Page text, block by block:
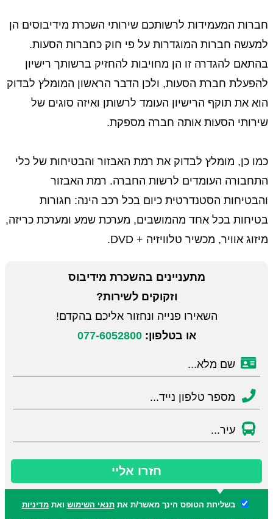
חברות המעמידות לרשותכם שירותי השכרת מידיבוסים הן
למעשה חברות המוגדרות על פי חוק כחברות הסעות.
בהתאם להגדרה זו הן מחויבות להחזיק ברשותך רישיון
להפעלת חברת הסעות, ולכן הדבר הראשון המומלץ לבדוק
הוא את תוקף הרישיון העומד לרשותן ואיזה סוגים של
שירותי הסעות אותה חברה מספקת.
כמו כן, מומלץ לבדוק את רמת האבזור והבטיחות של כלי
התחבורה העומדים לרשות החברה. רמת האבזור
והבטיחות הסטנדרטית כיום בכל רכב הינה: חגורות
בטיחות בכל אחד מהמושבים, מערכת שמע ומערכת כריזה,
מיזוג אוויר, מכשיר טלוויזיה + DVD.
מתעניינים בהשכרת מידיבוס
וזקוקים לשירות?
השאירו פנייה ונחזור אליכם בהקדם!
או בטלפון:077-6052800
חזרו אליי
בשליחת הטופס הינך מאשר/ת אתתנאי השימוש ואתמדיניות